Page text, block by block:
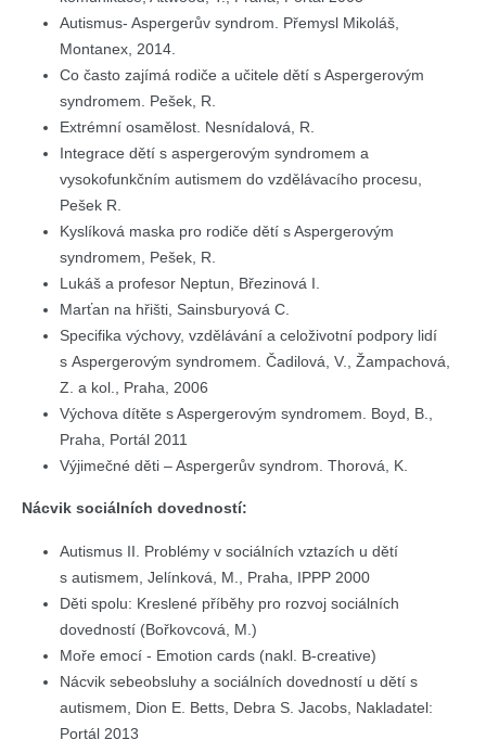
Autismus- Aspergerův syndrom. Přemysl Mikoláš,
Montanex, 2014.
Co často zajímá rodiče a učitele dětí s Aspergerovým
syndromem. Pešek, R.
Extrémní osamělost. Nesnídalová, R.
Integrace dětí s aspergerovým syndromem a
vysokofunkčním autismem do vzdělávacího procesu,
Pešek R.
Kyslíková maska pro rodiče dětí s Aspergerovým
syndromem, Pešek, R.
Lukáš a profesor Neptun, Březinová I.
Marťan na hřišti, Sainsburyová C.
Specifika výchovy, vzdělávání a celoživotní podpory lidí
s Aspergerovým syndromem. Čadilová, V., Žampachová,
Z. a kol., Praha, 2006
Výchova dítěte s Aspergerovým syndromem. Boyd, B.,
Praha, Portál 2011
Výjimečné děti – Aspergerův syndrom. Thorová, K.
Nácvik sociálních dovedností:
Autismus II. Problémy v sociálních vztazích u dětí
s autismem, Jelínková, M., Praha, IPPP 2000
Děti spolu: Kreslené příběhy pro rozvoj sociálních
dovedností (Bořkovcová, M.)
Moře emocí - Emotion cards (nakl. B-creative)
Nácvik sebeobsluhy a sociálních dovedností u dětí s
autismem, Dion E. Betts, Debra S. Jacobs, Nakladatel:
Portál 2013